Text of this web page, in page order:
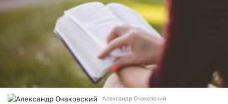
Александр Очаковский